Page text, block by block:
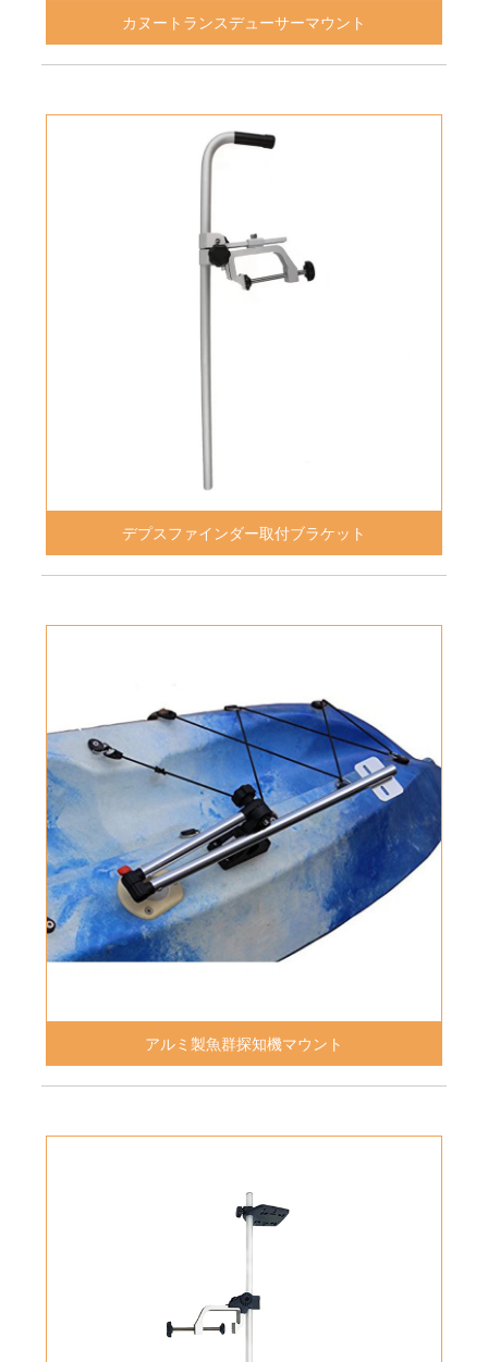
カヌートランスデューサーマウント
デプスファインダー取付ブラケット
アルミ製魚群探知機マウント